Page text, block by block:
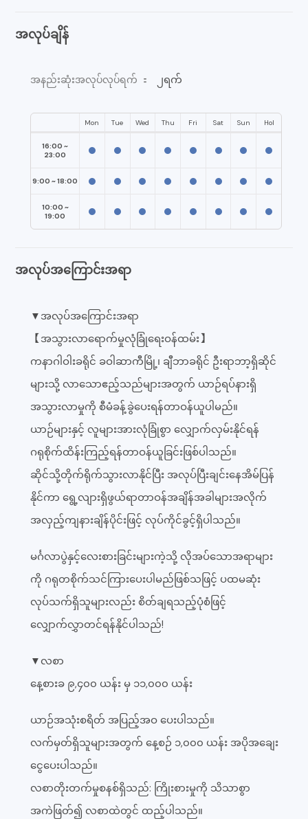
အလုပ်ချိန်
အနည်းဆုံးအလုပ်လုပ်ရက် ： ၂ရက်
Mon Tue Wed Thu Fri Sat Sun Hol
16:00 ~
23:00
9:00 ~ 18:00
10:00 ~
19:00
အလုပ်အကြောင်းအရာ
▼အလုပ်အကြောင်းအရာ
【အသွားလာရောက်မှုလုံခြုံရေးဝန်ထမ်း】
ကနာဂါဝါးခရိုင် ခဝါဆာကီမြို့၊ ချီဘာခရိုင် ဦးရာဘာ့ရှိဆိုင်
များသို့ လာသောဧည့်သည်များအတွက် ယာဉ်ရပ်နားရှိ
အသွားလာမှုကို စီမံခန့်ခွဲပေးရန်တာဝန်ယူပါမည်။
ယာဉ်များနှင့် လူများအားလုံခြုံစွာ လျှောက်လှမ်းနိုင်ရန်
ဂရုစိုက်ထိန်းကြည့်ရန်တာဝန်ယူခြင်းဖြစ်ပါသည်။
ဆိုင်သို့တိုက်ရိုက်သွားလာနိုင်ပြီး အလုပ်ပြီးချင်းနေအိမ်ပြန်
နိုင်ကာ ရွေ့လျားရှိဖွယ်ရာတာဝန်အချိန်အခါများအလိုက်
အလှည့်ကျနားချိန်ပိုင်းဖြင့် လုပ်ကိုင်ခွင့်ရှိပါသည်။
မင်္ဂလာပွဲနှင့်လေးစားခြင်းများကဲ့သို့ လိုအပ်သောအရာများ
ကို ဂရုတစိုက်သင်ကြားပေးပါမည်ဖြစ်သဖြင့် ပထမဆုံး
လုပ်သက်ရှိသူများလည်း စိတ်ချရသည့်ပုံစံဖြင့်
လျှောက်လွှာတင်ရန်နိုင်ပါသည်!
▼လစာ
နေ့စားခ ၉,၄၀၀ ယန်း မှ ၁၁,၀၀၀ ယန်း
ယာဉ်အသုံးစရိတ် အပြည့်အဝ ပေးပါသည်။
လက်မှတ်ရှိသူများအတွက် နေ့စဉ် ၁,၀၀၀ ယန်း အပိုအချေး
ငွေပေးပါသည်။
လစာတိုးတက်မှုစနစ်ရှိသည်: ကြိုးစားမှုကို သိသာစွာ
အကဲဖြတ်၍ လစာထဲတွင် ထည့်ပါသည်။